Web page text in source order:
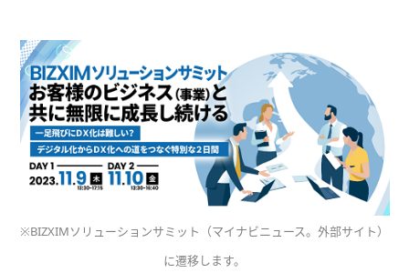
※BIZXIMソリューションサミット（マイナビニュース。外部サイト）
に遷移します。